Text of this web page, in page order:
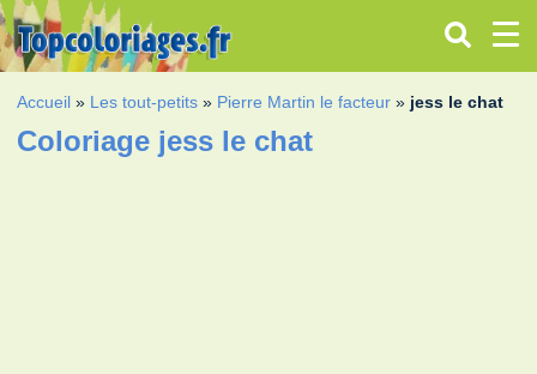
Accueil » Les tout-petits » Pierre Martin le facteur » jess le chat
Coloriage jess le chat